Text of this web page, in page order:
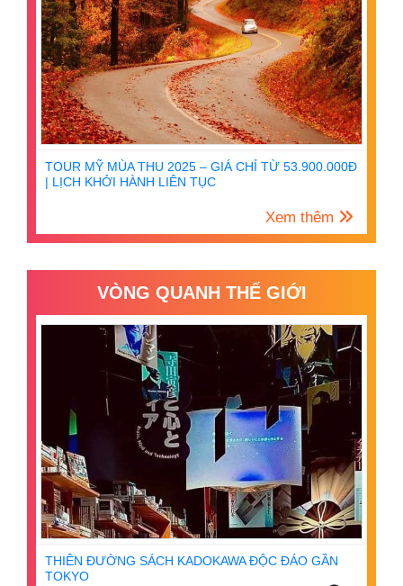
TOUR MỸ MÙA THU 2025 – GIÁ CHỈ TỪ 53.900.000Đ
| LỊCH KHỞI HÀNH LIÊN TỤC
Xem thêm
VÒNG QUANH THẾ GIỚI
THIÊN ĐƯỜNG SÁCH KADOKAWA ĐỘC ĐÁO GẦN
TOKYO